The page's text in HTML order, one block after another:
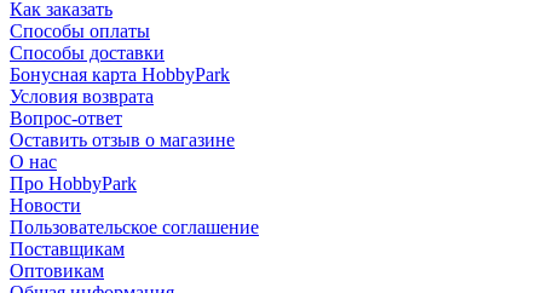
Как заказать
Способы оплаты
Способы доставки
Бонусная карта HobbyPark
Условия возврата
Вопрос-ответ
Оставить отзыв о магазине
О нас
Про HobbyPark
Новости
Пользовательское соглашение
Поставщикам
Оптовикам